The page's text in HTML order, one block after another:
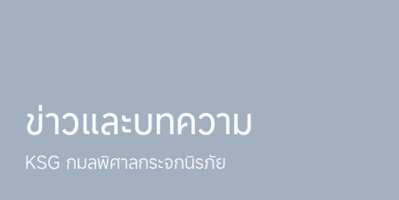
ข่าวและบทความ
KSG กมลพิศาลกระจกนิรภัย